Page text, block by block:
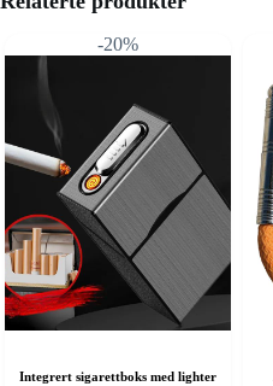
-20%
Integrert sigarettboks med lighter